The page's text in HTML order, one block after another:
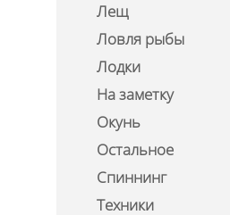
Лещ
Ловля рыбы
Лодки
На заметку
Окунь
Остальное
Спиннинг
Техники